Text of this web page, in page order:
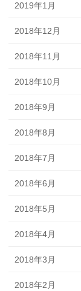
2019年1月
2018年12月
2018年11月
2018年10月
2018年9月
2018年8月
2018年7月
2018年6月
2018年5月
2018年4月
2018年3月
2018年2月